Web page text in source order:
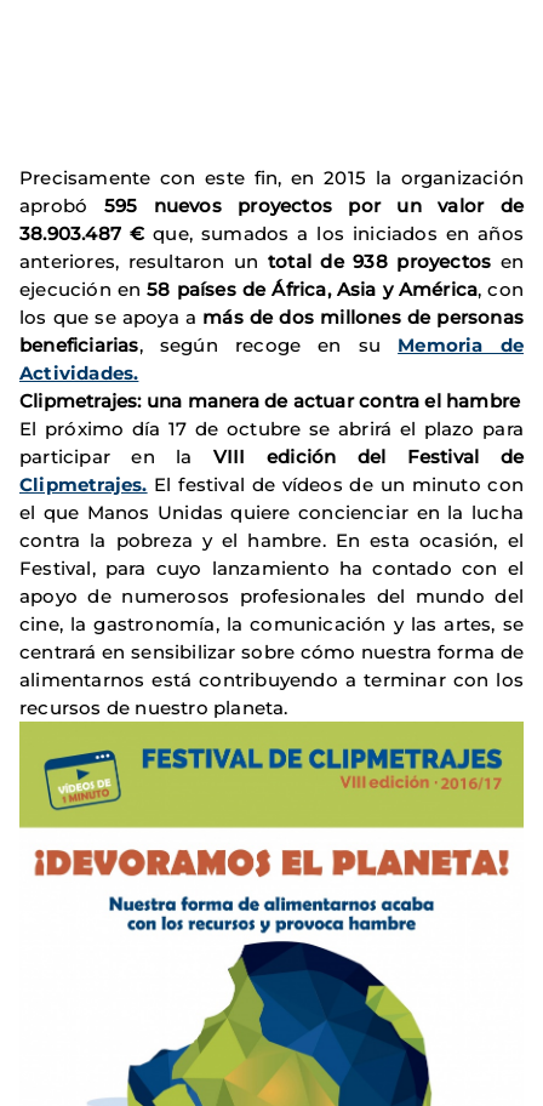
Precisamente con este fin, en 2015 la organización
aprobó 595 nuevos proyectos por un valor de
38.903.487 € que, sumados a los iniciados en años
anteriores, resultaron un total de 938 proyectos en
ejecución en58 países de África, Asia y América, con
los que se apoya a más de dos millones de personas
beneficiarias, según recoge en su Memoria de
Actividades.
Clipmetrajes: una manera de actuar contra el hambre
El próximo día 17 de octubre se abrirá el plazo para
participar en la VIII edición del Festival de
Clipmetrajes. El festival de vídeos de un minuto con
el que Manos Unidas quiere concienciar en la lucha
contra la pobreza y el hambre. En esta ocasión, el
Festival, para cuyo lanzamiento ha contado con el
apoyo de numerosos profesionales del mundo del
cine, la gastronomía, la comunicación y las artes, se
centrará en sensibilizar sobre cómo nuestra forma de
alimentarnos está contribuyendo a terminar con los
recursos de nuestro planeta.